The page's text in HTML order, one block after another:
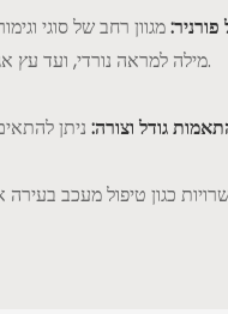
מגוון רחב של סוגי
מילה למראה נורדי, ועד עץ אגוז או טיק כהים יותר לתחושה יוקרתית.
גודל וצורה:
כגון טיפול מעכב בעירה